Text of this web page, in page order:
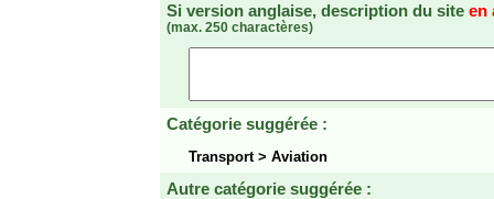
Si version anglaise, description du site en
(max. 250 charactères)
Catégorie suggérée :
Transport > Aviation
Autre catégorie suggérée :